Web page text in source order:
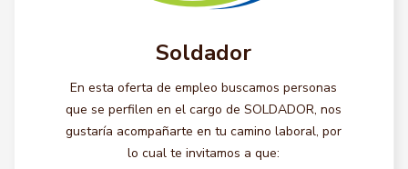
Soldador
En esta oferta de empleo buscamos personas
que se perfilen en el cargo de SOLDADOR, nos
gustaría acompañarte en tu camino laboral, por
lo cual te invitamos a que: